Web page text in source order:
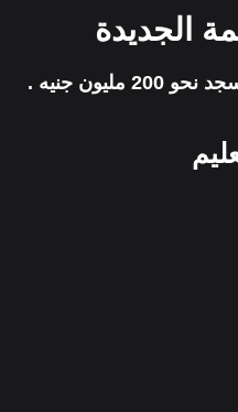
الجديدة
جنيه .